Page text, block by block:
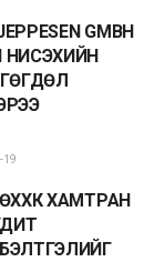
GMBH
19
ХАМТРАН